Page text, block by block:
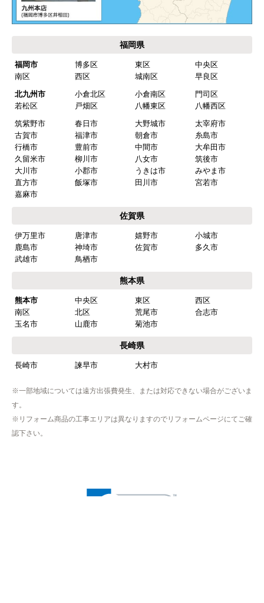
福岡県
福岡市 博多区 東区
中央区
南区
西区 城南区
早良区
北九州市
小倉北区 小倉南区
門司区
若松区
戸畑区 八幡東区
八幡西区
筑紫野市
春日市 大野城市
太宰府市
古賀市
福津市 朝倉市
糸島市
行橋市
豊前市 中間市
大牟田市
久留米市
柳川市 八女市
筑後市
大川市
小郡市 うきは市
みやま市
直方市
飯塚市 田川市
宮若市
嘉麻市
佐賀県
伊万里市 唐津市 嬉野市
小城市
鹿島市
神埼市 佐賀市
多久市
武雄市
鳥栖市
熊本県
熊本市 中央区 東区
西区
南区
北区 荒尾市
合志市
玉名市
山鹿市 菊池市
長崎県
長崎市 諫早市 大村市
※一部地域については遠方出張費発生、または対応できない場合がございま
す。
※リフォーム商品の工事エリアは異なりますのでリフォームページにてご確
認下さい。